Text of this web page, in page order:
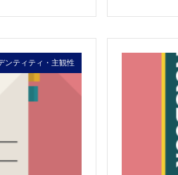
ンティティ・主観性